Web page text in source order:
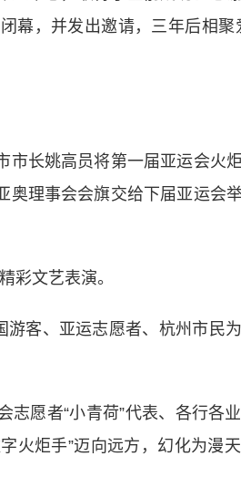
幕，并发出邀请，三年后相聚
长姚高员将第一届亚运会火
理事会会旗交给下届亚运会
文艺表演。
客、亚运志愿者、杭州市民
愿者“小青荷”代表、各行各
火炬手”迈向远方，幻化为漫